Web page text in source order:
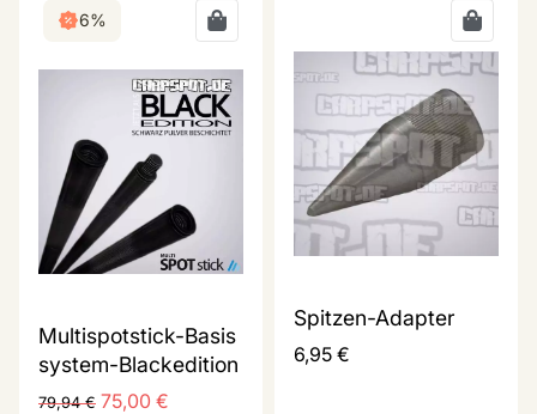
6%
Multispotstick-Basis
system-Blackedition
79,94€ 75,00 €
Spitzen-Adapter
6,95 €